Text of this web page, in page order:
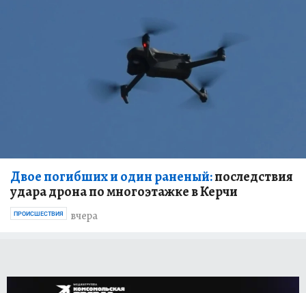
Двое погибших и один раненый:последствия
удара дрона по многоэтажке в Керчи
вчера
ПРОИСШЕСТВИЯ